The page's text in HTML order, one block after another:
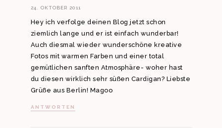
24. OKTOBER 2011
Hey ich verfolge deinen Blog jetzt schon
ziemlich lange und er ist einfach wunderbar!
Auch diesmal wieder wunderschöne kreative
Fotos mit warmen Farben und einer total
gemütlichen sanften Atmosphäre- woher hast
du diesen wirklich sehr süßen Cardigan? Liebste
Grüße aus Berlin! Magoo
ANTWORTEN